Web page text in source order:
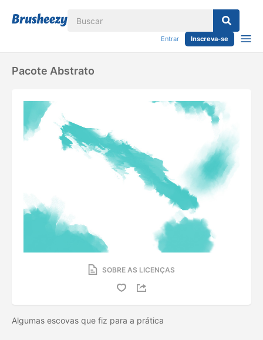
Entrar Inscreva-se
Pacote Abstrato
SOBRE AS LICENÇAS
Algumas escovas que fiz para a prática